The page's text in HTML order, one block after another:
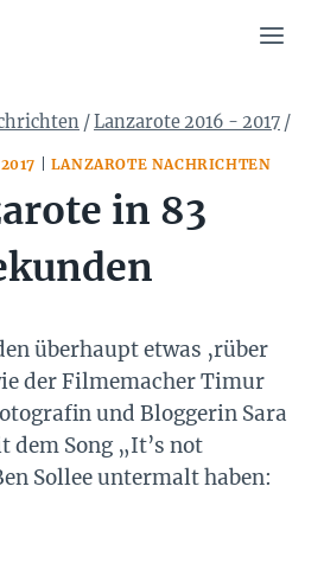
/Lanzarote 2016 - 2017 /
LANZAROTE NACHRICHTEN
in 83
überhaupt etwas ‚rüber
der Filmemacher Timur
und Bloggerin Sara
dem Song „It’s not
Sollee untermalt haben: